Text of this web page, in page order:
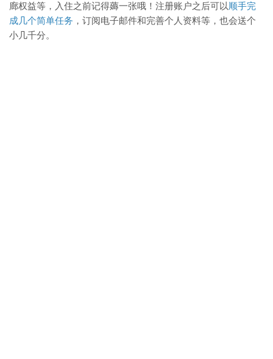
廊权益等，入住之前记得薅一张哦！注册账户之后可以顺手完
成几个简单任务 ，订阅电子邮件和完善个人资料等，也会送个
小几千分。